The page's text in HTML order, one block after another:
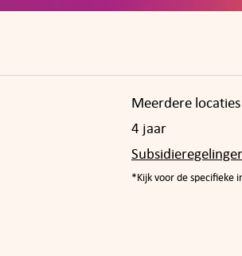
Meerdere locaties
4 jaar
*Kijk voor de specifieke